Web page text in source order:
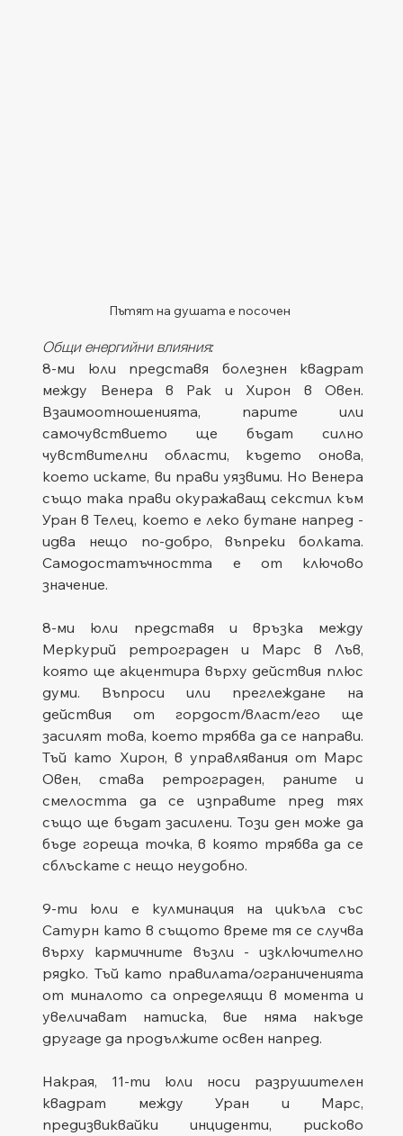
Пътят на душата е посочен
Общи енергийни влияния:
8-ми юли представя болезнен квадрат
между Венера в Рак и Хирон в Овен.
Взаимоотношенията, парите или
самочувствието ще бъдат силно
чувствителни области, където онова,
което искате, ви прави уязвими. Но Венера
също така прави окуражаващ секстил към
Уран в Телец, което е леко бутане напред -
идва нещо по-добро, въпреки болката.
Самодостатъчността е от ключово
значение.
8-ми юли представя и връзка между
Меркурий ретрограден и Марс в Лъв,
която ще акцентира върху действия плюс
думи. Въпроси или преглеждане на
действия от гордост/власт/его ще
засилят това, което трябва да се направи.
Тъй като Хирон, в управлявания от Марс
Овен, става ретрограден, раните и
смелостта да се изправите пред тях
също ще бъдат засилени. Този ден може да
бъде гореща точка, в която трябва да се
сблъскате с нещо неудобно.
9-ти юли е кулминация на цикъла със
Сатурн като в същото време тя се случва
върху кармичните възли - изключително
рядко. Тъй като правилата/ограниченията
от миналото са определящи в момента и
увеличават натиска, вие няма накъде
другаде да продължите освен напред.
Накрая, 11-ти юли носи разрушителен
квадрат между Уран и Марс,
предизвиквайки инциденти, рисково